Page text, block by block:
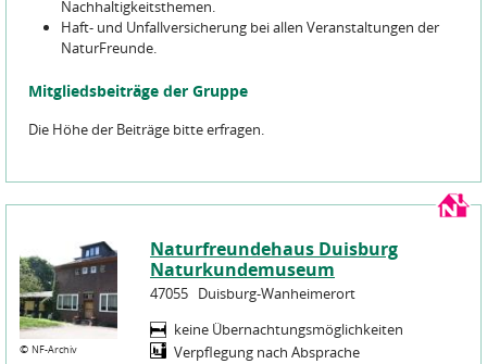
Nachhaltigkeitsthemen.
Haft- und Unfallversicherung bei allen Veranstaltungen der
NaturFreunde.
Mitgliedsbeiträge der Gruppe
Die Höhe der Beiträge bitte erfragen.
© NF-Archiv
Naturfreundehaus Duisburg
Naturkundemuseum
47055 Duisburg-Wanheimerort
keine Übernachtungsmöglichkeiten
Verpflegung nach Absprache